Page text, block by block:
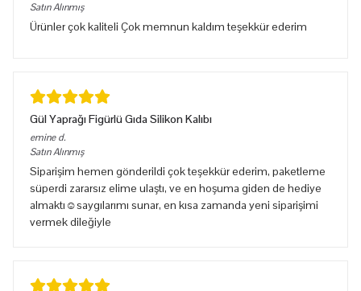
Satın Alınmış
Ürünler çok kaliteli Çok memnun kaldım teşekkür ederim
Gül Yaprağı Figürlü Gıda Silikon Kalıbı
emine d.
Satın Alınmış
Siparişim hemen gönderildi çok teşekkür ederim, paketleme
süperdi zararsız elime ulaştı, ve en hoşuma giden de hediye
almaktı☺️saygılarımı sunar, en kısa zamanda yeni siparişimi
vermek dileğiyle